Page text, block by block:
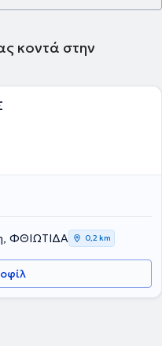
κοντά στην
ΦΘΙΩΤΙΔΑ 0,2 km